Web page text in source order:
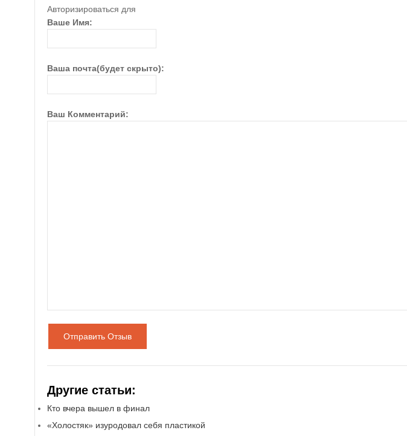
Авторизироваться для
Ваше Имя:
Ваша почта(будет скрыто):
Ваш Комментарий:
Отправить Отзыв
Другие статьи:
Кто вчера вышел в финал
«Холостяк» изуродовал себя пластикой